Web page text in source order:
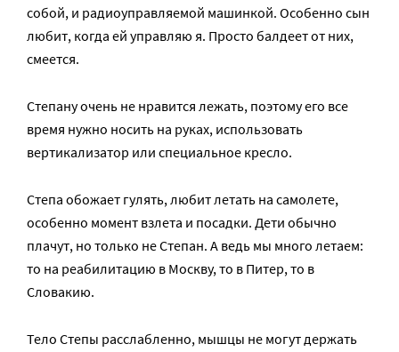
собой, и радиоуправляемой машинкой. Особенно сын
любит, когда ей управляю я. Просто балдеет от них,
смеется.
Степану очень не нравится лежать, поэтому его все
время нужно носить на руках, использовать
вертикализатор или специальное кресло.
Степа обожает гулять, любит летать на самолете,
особенно момент взлета и посадки. Дети обычно
плачут, но только не Степан. А ведь мы много летаем:
то на реабилитацию в Москву, то в Питер, то в
Словакию.
Тело Степы расслабленно, мышцы не могут держать